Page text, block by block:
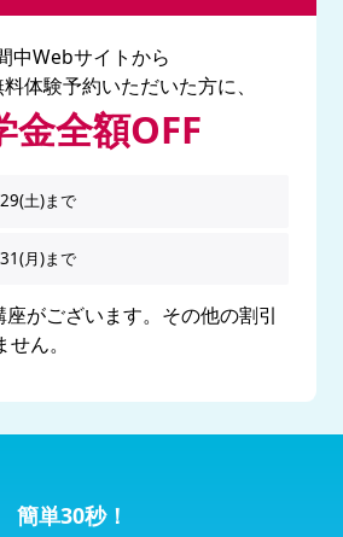
中Webサイトから
体験予約いただいた方に、
金全額OFF
土)まで
月)まで
がございます。その他の割引
ん。
簡単30秒！